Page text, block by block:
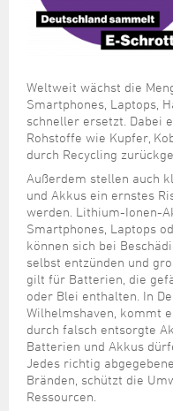
Übersicht
Gelbe Tonne
Altpapier/Altglas/Altkleider
Sperrmüll
Elektroschrott
Schadstoffe /
Rote Tonne (Toner-Kartuschen)
Rückstausicherung
Straßenunterhaltung
Straßenbeleuchtung
Brücken
Friedhöfe
Seefrieden
Urnengemeinschaft
Serviceleistungen
Unternehmenspolitik
Fördermaßnahmen
Weltweit wächst die
Smartphones, Laptops,
schneller ersetzt. Dabei
Rohstoffe wie Kupfer,
durch Recycling
Außerdem stellen auch
und Akkus ein ernstes
werden. Lithium-Ionen-
Smartphones, Laptops
können sich bei
selbst entzünden und
gilt für Batterien, die
oder Blei enthalten. In
Wilhelmshaven, kommt
durch falsch entsorgte
Batterien und Akkus
Jedes richtig
Bränden, schützt die
Ressourcen.